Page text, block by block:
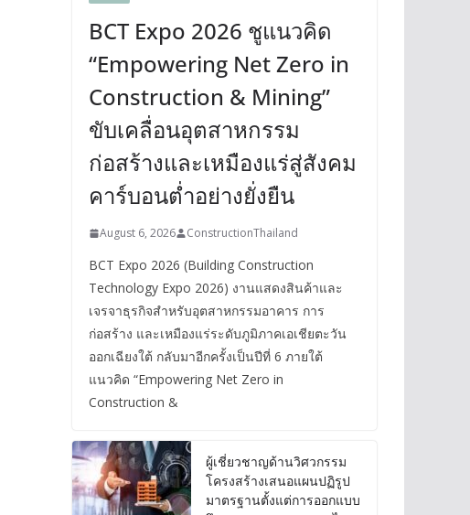
BCT Expo 2026 ชูแนวคิด
“Empowering Net Zero in
Construction & Mining”
ขับเคลื่อนอุตสาหกรรม
ก่อสร้างและเหมืองแร่สู่สังคม
คาร์บอนต่ำอย่างยั่งยืน
August 6, 2026 ConstructionThailand
BCT Expo 2026 (Building Construction
Technology Expo 2026) งานแสดงสินค้าและ
เจรจาธุรกิจสำหรับอุตสาหกรรมอาคาร การ
ก่อสร้าง และเหมืองแร่ระดับภูมิภาคเอเชียตะวัน
ออกเฉียงใต้ กลับมาอีกครั้งเป็นปีที่ 6 ภายใต้
แนวคิด “Empowering Net Zero in
Construction &
ผู้เชี่ยวชาญด้านวิศวกรรม
โครงสร้างเสนอแผนปฏิรูป
มาตรฐานตั้งแต่การออกแบบ